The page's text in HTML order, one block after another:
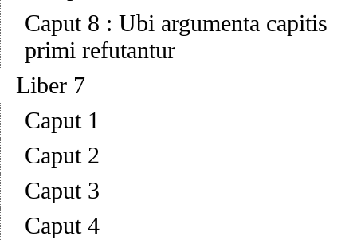
Caput 8 : Ubi argumenta capitis
primi refutantur
Liber 7
Caput 1
Caput 2
Caput 3
Caput 4